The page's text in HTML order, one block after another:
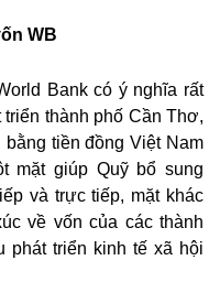
WB
Bank có ý nghĩa rất
thành phố Cần Thơ,
tiền đồng Việt Nam
mặt giúp Quỹ bổ sung
và trực tiếp, mặt khác
về vốn của các thành
phát triển kinh tế xã hội